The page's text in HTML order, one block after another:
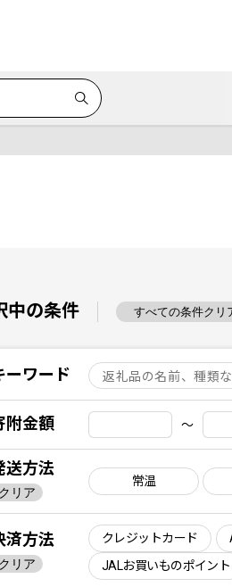
中の条件 すべての条件クリ
ーワード
附金額 〜
送方法
リア
常温
済方法
リア
クレジットカード
JALお買いものポイント